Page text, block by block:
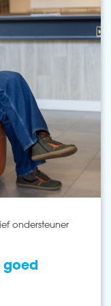
ondersteuner
goed